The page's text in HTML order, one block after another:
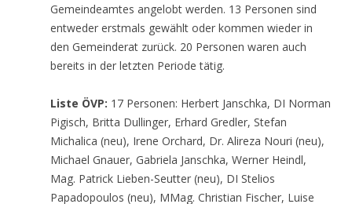
Gemeindeamtes angelobt werden. 13 Personen sind
entweder erstmals gewählt oder kommen wieder in
den Gemeinderat zurück. 20 Personen waren auch
bereits in der letzten Periode tätig.
Liste ÖVP: 17 Personen: Herbert Janschka, DI Norman
Pigisch, Britta Dullinger, Erhard Gredler, Stefan
Michalica (neu), Irene Orchard, Dr. Alireza Nouri (neu),
Michael Gnauer, Gabriela Janschka, Werner Heindl,
Mag. Patrick Lieben-Seutter (neu), DI Stelios
Papadopoulos (neu), MMag. Christian Fischer, Luise